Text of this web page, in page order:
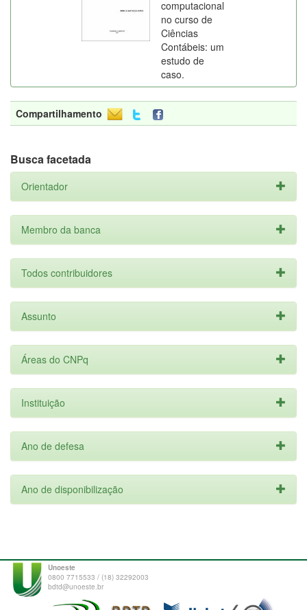
computacional
no curso de
Ciências
Contábeis: um
estudo de
caso.
Compartilhamento
Busca facetada
Orientador
Membro da banca
Todos contribuidores
Assunto
Áreas do CNPq
Instituição
Ano de defesa
Ano de disponibilização
Unoeste
0800 7715533 / (18) 32292003
bdtd@unoeste.br